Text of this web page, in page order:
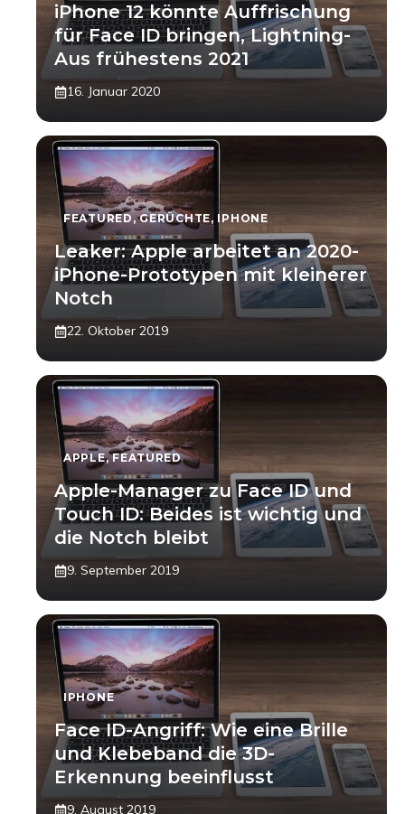
iPhone 12 könnte Auffrischung
für Face ID bringen, Lightning-
Aus frühestens 2021
16. Januar 2020
FEATURED,GERÜCHTE, IPHONE
Leaker: Apple arbeitet an 2020-
iPhone-Prototypen mit kleinerer
Notch
22. Oktober 2019
APPLE,FEATURED
Apple-Manager zu Face ID und
Touch ID: Beides ist wichtig und
die Notch bleibt
9. September 2019
IPHONE
Face ID-Angriff: Wie eine Brille
und Klebeband die 3D-
Erkennung beeinflusst
9. August 2019